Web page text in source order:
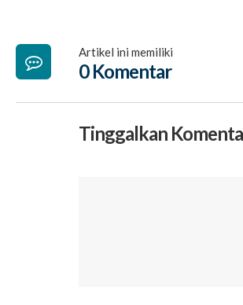
Artikel ini memiliki
0 Komentar
Tinggalkan